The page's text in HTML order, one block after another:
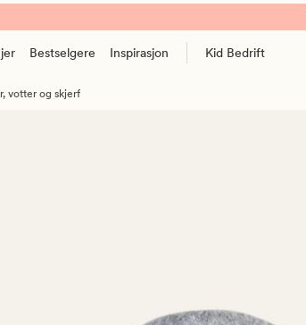
Bestselgere Inspirasjon Kid Bedrift
votter og skjerf